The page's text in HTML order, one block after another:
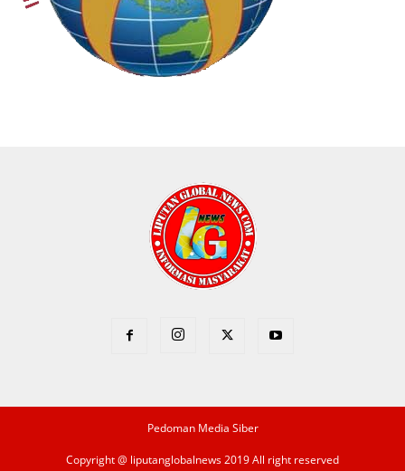
Pedoman Media Siber
Copyright @ liputanglobalnews 2019 All right reserved